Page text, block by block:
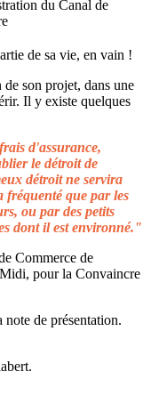
de sa vie, en vain !
son projet, dans une
Il y existe quelques
d'assurance,
le détroit de
détroit ne servira
fréquenté que par les
ou par des petits
dont il est environné."
Commerce de
pour la Convaincre
de présentation.